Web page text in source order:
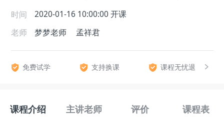
时间 2020-01-16 10:00:00 开课
老师
梦梦老师 孟祥君
免费试学 支持换课 课程无忧退
课程介绍 主讲老师 评价 课程表